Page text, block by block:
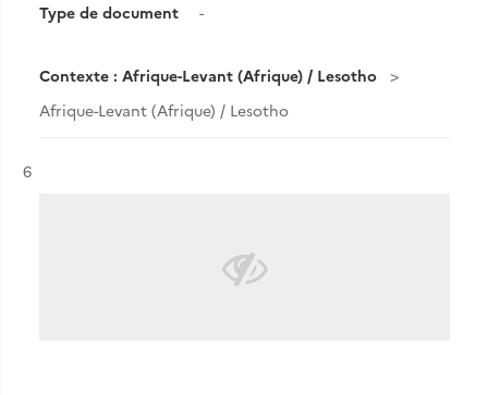
Type de document
-
Contexte : Afrique-Levant (Afrique) / Lesotho
Afrique-Levant (Afrique) / Lesotho
Résultat n°
6